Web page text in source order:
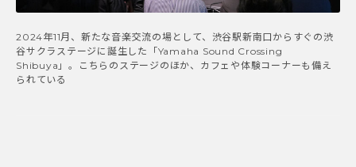
2024年11月、新たな音楽交流の場として、渋谷駅新南口からすぐの渋
谷サクラステージに誕生した「Yamaha Sound Crossing
Shibuya」。こちらのステージのほか、カフェや体験コーナーも備え
られている